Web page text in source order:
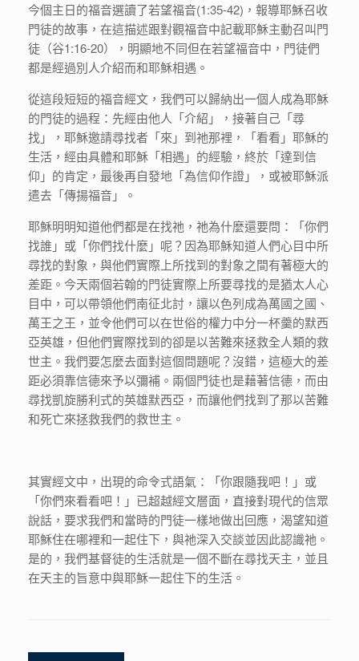
今個主日的福音選讀了若望福音(1:35-42)，報導耶穌召收
門徒的故事，在這描述跟對觀福音中記載耶穌主動召叫門
徒（谷1:16-20），明顯地不同但在若望福音中，門徒們
都是經過別人介紹而和耶穌相遇。
從這段短短的福音經文，我們可以歸納出一個人成為耶穌
的門徒的過程：先經由他人「介紹」，接著自己「尋
找」，耶穌邀請尋找者「來」到祂那裡，「看看」耶穌的
生活，經由具體和耶穌「相遇」的經驗，終於「達到信
仰」的肯定，最後再自發地「為信仰作證」，或被耶穌派
遣去「傳揚福音」。
耶穌明明知道他們都是在找祂，祂為什麼還要問：「你們
找誰」或「你們找什麼」呢？因為耶穌知道人們心目中所
尋找的對象，與他們實際上所找到的對象之間有著極大的
差距。今天兩個若翰的門徒實際上所要尋找的是猶太人心
目中，可以帶領他們南征北討，讓以色列成為萬國之國、
萬王之王，並令他們可以在世俗的權力中分一杯羹的默西
亞英雄，但他們實際找到的卻是以苦難來拯救全人類的救
世主。我們要怎麼去面對這個問題呢？沒錯，這極大的差
距必須靠信德來予以彌補。兩個門徒也是藉著信德，而由
尋找凱旋勝利式的英雄默西亞，而讓他們找到了那以苦難
和死亡來拯救我們的救世主。
其實經文中，出現的命令式語氣：「你跟隨我吧！」或
「你們來看看吧！」已超越經文層面，直接對現代的信眾
說話，要求我們和當時的門徒一樣地做出回應，渴望知道
耶穌住在哪裡和一起住下，與祂深入交談並因此認識祂。
是的，我們基督徒的生活就是一個不斷在尋找天主，並且
在天主的旨意中與耶穌一起住下的生活。